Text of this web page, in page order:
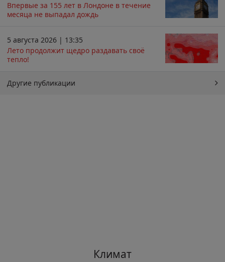
Впервые за 155 лет в Лондоне в течение
месяца не выпадал дождь
5 августа 2026 | 13:35
Лето продолжит щедро раздавать своё
тепло!
Другие публикации
Климат